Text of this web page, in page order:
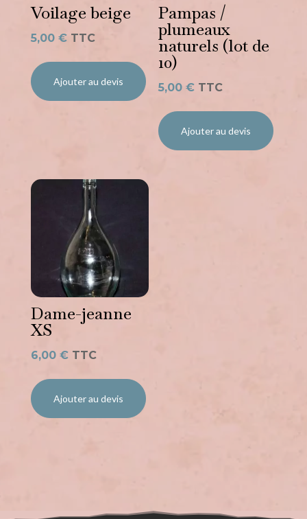
Voilage beige
5,00 € TTC
Ajouter au devis
Pampas /
plumeaux
naturels (lot de
10)
5,00€ TTC
Ajouter au devis
Dame-jeanne
XS
6,00 € TTC
Ajouter au devis